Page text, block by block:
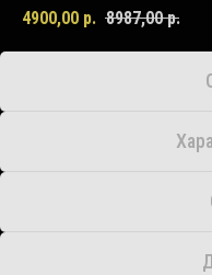
4900,00 р. 8987,00 р.